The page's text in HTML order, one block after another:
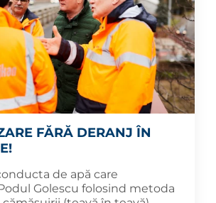
FĂRĂ DERANJ ÎN
de apă care
Golescu folosind metoda